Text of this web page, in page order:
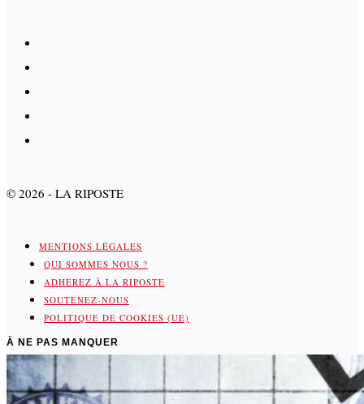
© 2026 - LA RIPOSTE
MENTIONS LÉGALES
QUI SOMMES NOUS ?
ADHÉREZ À LA RIPOSTE
SOUTENEZ-NOUS
POLITIQUE DE COOKIES (UE)
À NE PAS MANQUER